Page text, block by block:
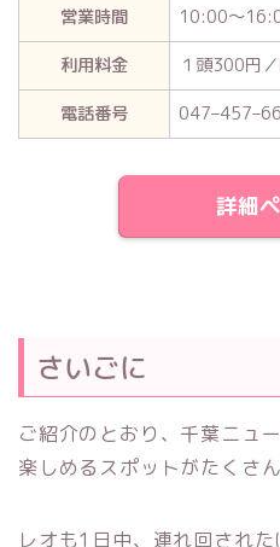
営業時間
10:00〜
利用料金
１頭300円
電話番号
詳細
さいごに
ご紹介のとおり、千葉ニュ
楽しめるスポットがたくさ
レオも1日中、連れ回され